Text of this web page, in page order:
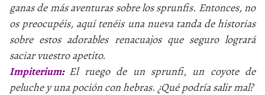
ganas de más aventuras sobre los sprunfis. Entonces, no
os preocupéis, aquí tenéis una nueva tanda de historias
sobre estos adorables renacuajos que seguro logrará
saciar vuestro apetito.
Impiterium: El ruego de un sprunfi, un coyote de
peluche y una poción con hebras. ¿Qué podría salir mal?